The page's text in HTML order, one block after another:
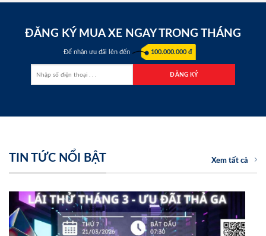
ĐĂNG KÝ MUA XE NGAY TRONG THÁNG
Để nhận ưu đãi lên đến 100.000.000 đ
TIN TỨC NỔI BẬT Xem tất cả